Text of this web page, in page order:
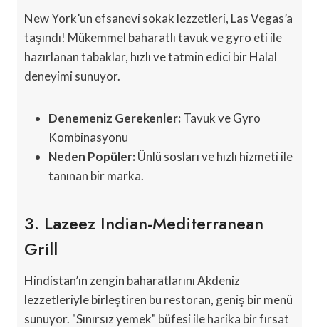
New York’un efsanevi sokak lezzetleri, Las Vegas’a
taşındı! Mükemmel baharatlı tavuk ve gyro eti ile
hazırlanan tabaklar, hızlı ve tatmin edici bir Halal
deneyimi sunuyor.
Denemeniz Gerekenler:Tavuk ve Gyro
Kombinasyonu
Neden Popüler:Ünlü sosları ve hızlı hizmeti ile
tanınan bir marka.
3. Lazeez Indian-Mediterranean
Grill
Hindistan’ın zengin baharatlarını Akdeniz
lezzetleriyle birleştiren bu restoran, geniş bir menü
sunuyor. "Sınırsız yemek" büfesi ile harika bir fırsat